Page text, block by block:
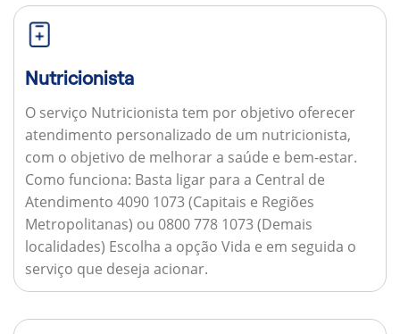
Nutricionista
O serviço Nutricionista tem por objetivo oferecer
atendimento personalizado de um nutricionista,
com o objetivo de melhorar a saúde e bem-estar.
Como funciona: Basta ligar para a Central de
Atendimento 4090 1073 (Capitais e Regiões
Metropolitanas) ou 0800 778 1073 (Demais
localidades) Escolha a opção Vida e em seguida o
serviço que deseja acionar.